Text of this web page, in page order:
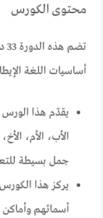
محتوى الكورس
أساسيات اللغة
يقدّم هذا الورس
الأب، الأم،
جمل بسيطة
يركز هذا
أسمائهم وأماكن